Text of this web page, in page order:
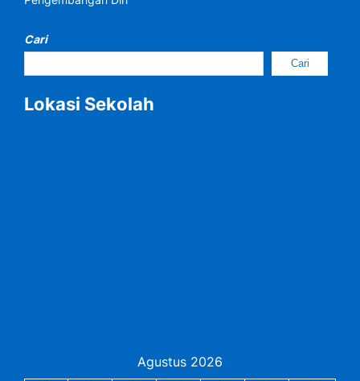
Cari
Cari
Lokasi Sekolah
Agustus 2026